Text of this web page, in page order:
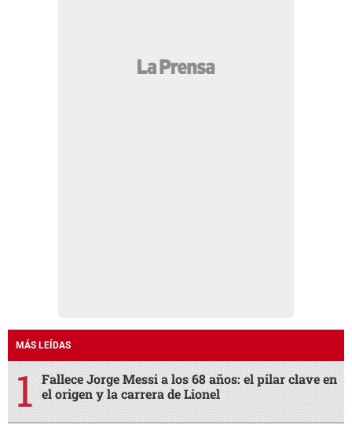
MÁS LEÍDAS
Fallece Jorge Messi a los 68 años: el pilar clave en
el origen y la carrera de Lionel